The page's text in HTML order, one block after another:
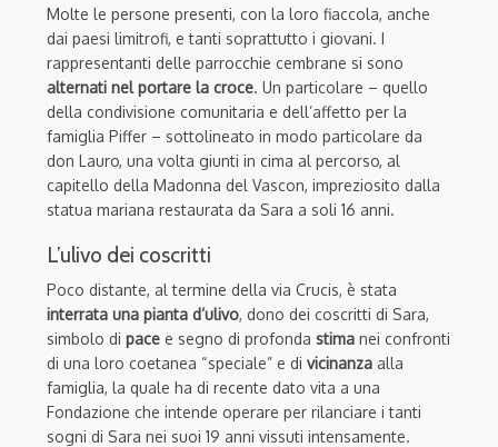
Molte le persone presenti, con la loro fiaccola, anche
dai paesi limitrofi, e tanti soprattutto i giovani. I
rappresentanti delle parrocchie cembrane si sono
alternati nel portare la croce. Un particolare – quello
della condivisione comunitaria e dell’affetto per la
famiglia Piffer – sottolineato in modo particolare da
don Lauro, una volta giunti in cima al percorso, al
capitello della Madonna del Vascon, impreziosito dalla
statua mariana restaurata da Sara a soli 16 anni.
L’ulivo dei coscritti
Poco distante, al termine della via Crucis, è stata
interrata una pianta d’ulivo, dono dei coscritti di Sara,
simbolo di pace e segno di profonda stima nei confronti
di una loro coetanea “speciale” e di vicinanza alla
famiglia, la quale ha di recente dato vita a una
Fondazione che intende operare per rilanciare i tanti
sogni di Sara nei suoi 19 anni vissuti intensamente.